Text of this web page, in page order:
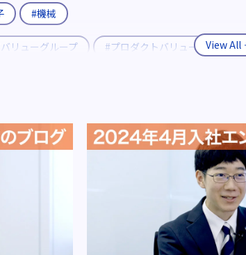
#機械
リューグループ #プロダクトバリューグループ
#育休 #転職支援制度 #継続雇用制度
#燃料電池自動車(FCV)
#資格取得